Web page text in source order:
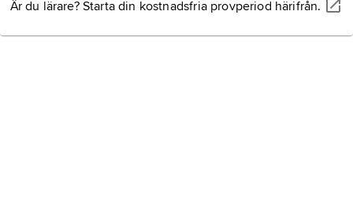
Är du lärare? Starta din kostnadsfria provperiod härifrån.